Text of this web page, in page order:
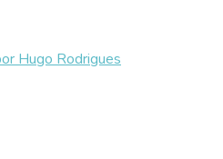
Hugo Rodrigues